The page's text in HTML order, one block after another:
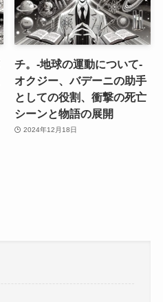
チ。-地球の運動について-
オクジー、バデーニの助手
としての役割、衝撃の死亡
シーンと物語の展開
2024年12月18日